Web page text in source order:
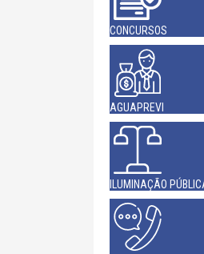
CONCURSOS
AGUAPREVI
ILUMINAÇÃO